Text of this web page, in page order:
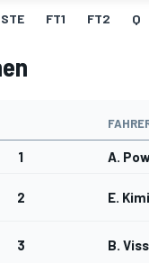
FT1 FT2 Q
1 A.
2 E.
3 B.